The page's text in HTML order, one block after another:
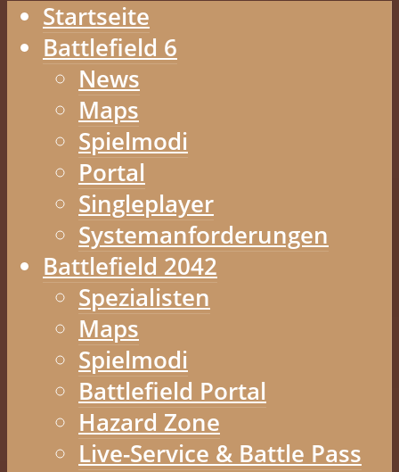
Startseite
Battlefield 6
News
Maps
Spielmodi
Portal
Singleplayer
Systemanforderungen
Battlefield 2042
Spezialisten
Maps
Spielmodi
Battlefield Portal
Hazard Zone
Live-Service & Battle Pass